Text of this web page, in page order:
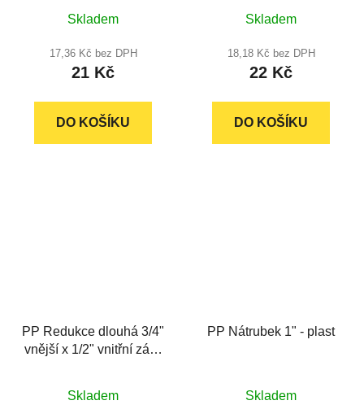
Skladem
17,36 Kč bez DPH
21 Kč
DO KOŠÍKU
Skladem
18,18 Kč bez DPH
22 Kč
DO KOŠÍKU
PP Redukce dlouhá 3/4"
vnější x 1/2" vnitřní závit
hodnocení
Skladem
PP Nátrubek 1" - plast
Skladem